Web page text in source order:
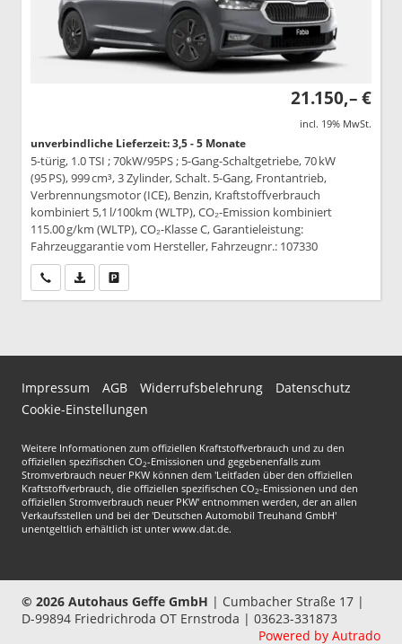
21.150,– €
incl. 19% MwSt.
unverbindliche Lieferzeit: 3,5 - 5 Monate
5-türig, 1.0 TSI ; 70kW/95PS ; 5-Gang-Schaltgetriebe, 70 kW
(95 PS), 999 cm³, 3 Zylinder, Schalt. 5-Gang, Frontantrieb,
Verbrennungsmotor (ICE), Benzin, Kraftstoffverbrauch
kombiniert 5,1 l/100km (WLTP), CO₂-Emission kombiniert
115.00 g/km (WLTP), CO₂-Klasse C, Garantieleistung:
Fahrzeuggarantie vom Hersteller, Fahrzeugnr.: 107330
Wir rufen Sie anPDF-Datei, Fahrzeugexposé drucken
Impressum AGB Widerrufsbelehrung
Datenschutz
Cookie-Einstellungen
Weitere Informationen zum offiziellen Kraftstoffverbrauch und zu den
offiziellen spezifischen CO2-Emissionen und gegebenenfalls zum
Stromverbrauch neuer PKW können dem 'Leitfaden über den offiziellen
Kraftstoffverbrauch, die offiziellen spezifischen CO2-Emissionen und den
offiziellen Stromverbrauch neuer PKW' entnommen werden, der an allen
Verkaufsstellen und bei der 'Deutschen Automobil Treuhand GmbH'
unentgeltlich erhältlich ist unter www.dat.de.
© 2026 Autohaus Geffe GmbH | Cumbacher Straße 17 |
D-99894 Friedrichroda OT Ernstroda | 03623-331873
Powered by Autrado